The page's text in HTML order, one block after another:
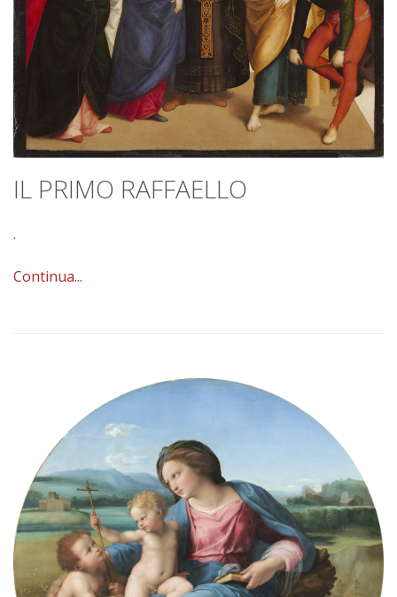
IL PRIMO RAFFAELLO
.
Continua...